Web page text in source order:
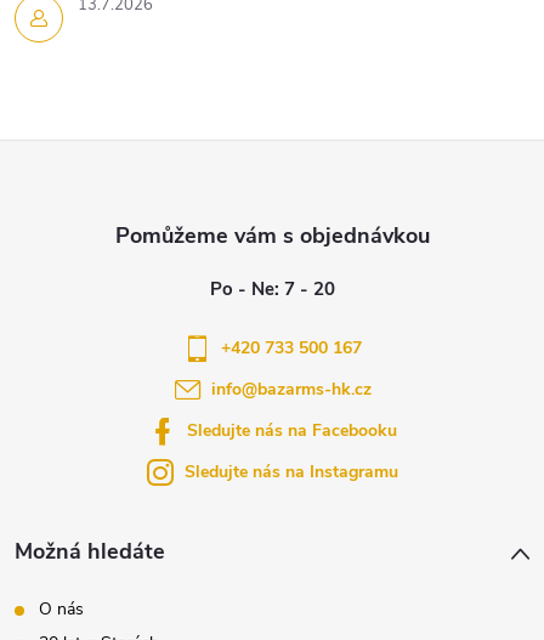
Možná hledáte
O nás
info@bazarms-hk.cz
+420 733 500 167
Sledujte nás na Facebooku
Sledujte nás na Instagramu